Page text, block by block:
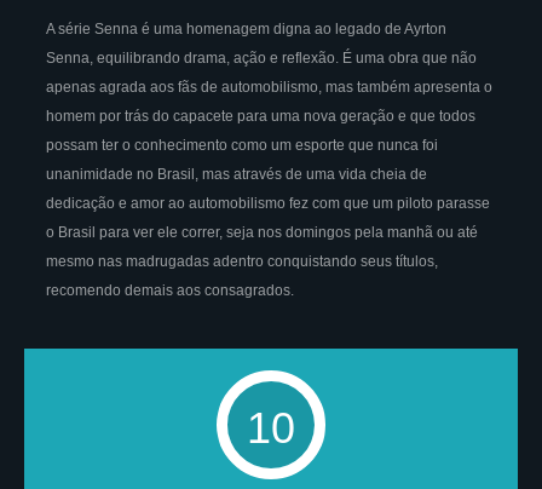
A série Senna é uma homenagem digna ao legado de Ayrton
Senna, equilibrando drama, ação e reflexão. É uma obra que não
apenas agrada aos fãs de automobilismo, mas também apresenta o
homem por trás do capacete para uma nova geração e que todos
possam ter o conhecimento como um esporte que nunca foi
unanimidade no Brasil, mas através de uma vida cheia de
dedicação e amor ao automobilismo fez com que um piloto parasse
o Brasil para ver ele correr, seja nos domingos pela manhã ou até
mesmo nas madrugadas adentro conquistando seus títulos,
recomendo demais aos consagrados.
10